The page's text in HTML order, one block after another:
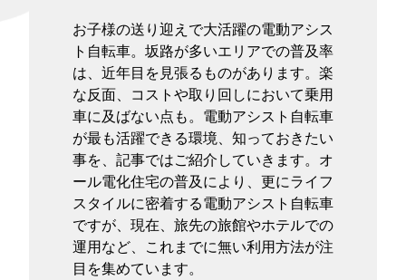
お子様の送り迎えで大活躍の電動アシス
ト自転車。坂路が多いエリアでの普及率
は、近年目を見張るものがあります。楽
な反面、コストや取り回しにおいて乗用
車に及ばない点も。電動アシスト自転車
が最も活躍できる環境、知っておきたい
事を、記事ではご紹介していきます。オ
ール電化住宅の普及により、更にライフ
スタイルに密着する電動アシスト自転車
ですが、現在、旅先の旅館やホテルでの
運用など、これまでに無い利用方法が注
目を集めています。